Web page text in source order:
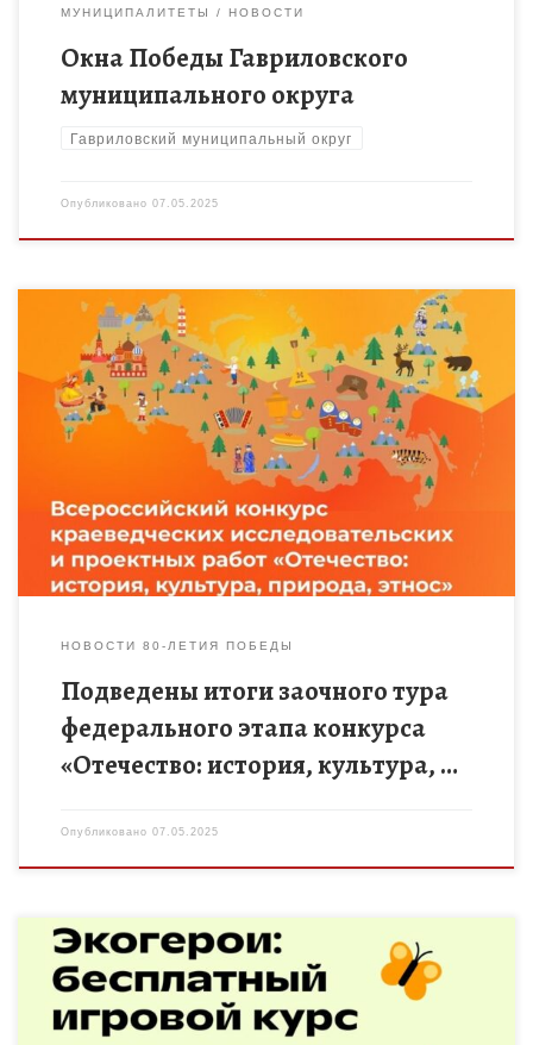
МУНИЦИПАЛИТЕТЫ НОВОСТИ
Окна Победы Гавриловского
муниципального округа
Гавриловский муниципальный округ
Опубликовано 07.05.2025
Благодаря участию в конкурсе дети и подростки изучают,
сохраняют и популяризируют культурное и природное
наследие своего края. Состязание состояло из школьного,
муниципального, регионального и федерального […]
НОВОСТИ 80-ЛЕТИЯ ПОБЕДЫ
Подведены итоги заочного тура
федерального этапа конкурса
«Отечество: история, культура, …
Опубликовано 07.05.2025
Онлайн-школа «Фоксфорд» совместно с экспертами